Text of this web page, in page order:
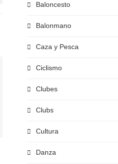
Baloncesto
Balonmano
Caza y Pesca
Ciclismo
Clubes
Clubs
Cultura
Danza